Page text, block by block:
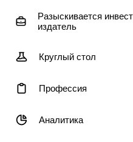
Разыскивается
издатель
Круглый стол
Профессия
Аналитика